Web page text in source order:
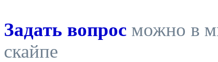
Задать вопрос можно в
скайпе